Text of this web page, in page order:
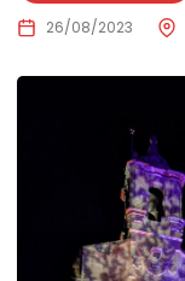
26/08/2023